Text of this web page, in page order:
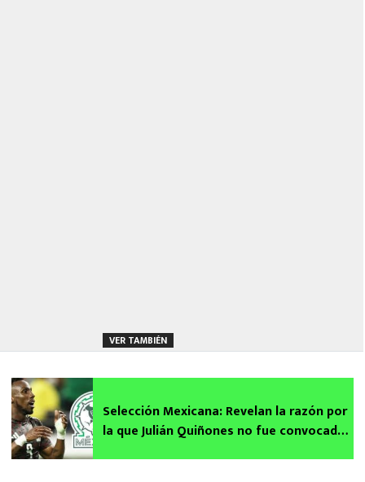
VER TAMBIÉN
Selección Mexicana: Revelan la razón por
la que Julián Quiñones no fue convocado